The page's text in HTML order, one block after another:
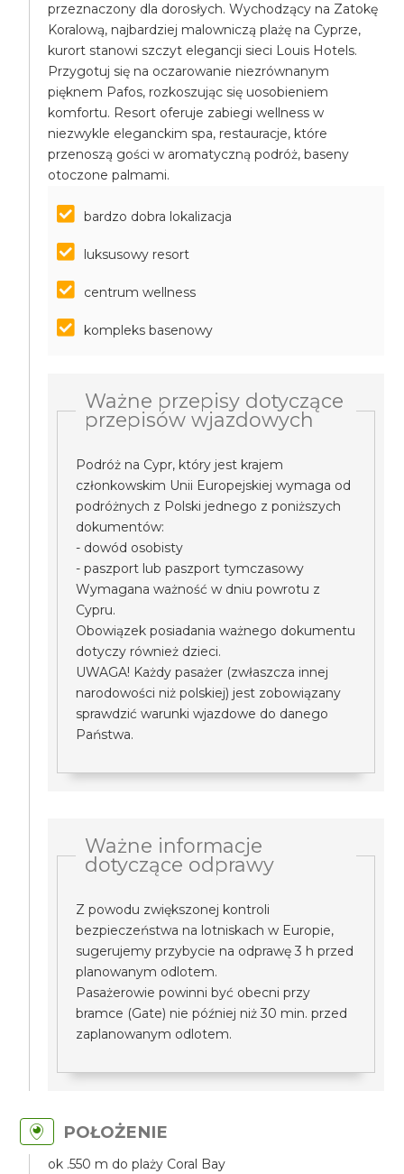
przeznaczony dla dorosłych. Wychodzący na Zatokę
Koralową, najbardziej malowniczą plażę na Cyprze,
kurort stanowi szczyt elegancji sieci Louis Hotels.
Przygotuj się na oczarowanie niezrównanym
pięknem Pafos, rozkoszując się uosobieniem
komfortu. Resort oferuje zabiegi wellness w
niezwykle eleganckim spa, restauracje, które
przenoszą gości w aromatyczną podróż, baseny
otoczone palmami.
bardzo dobra lokalizacja
luksusowy resort
centrum wellness
kompleks basenowy
Ważne przepisy dotyczące
przepisów wjazdowych
Podróż na Cypr, który jest krajem
członkowskim Unii Europejskiej wymaga od
podróżnych z Polski jednego z poniższych
dokumentów:
- dowód osobisty
- paszport lub paszport tymczasowy
Wymagana ważność w dniu powrotu z
Cypru.
Obowiązek posiadania ważnego dokumentu
dotyczy również dzieci.
UWAGA! Każdy pasażer (zwłaszcza innej
narodowości niż polskiej) jest zobowiązany
sprawdzić warunki wjazdowe do danego
Państwa.
Ważne informacje
dotyczące odprawy
Z powodu zwiększonej kontroli
bezpieczeństwa na lotniskach w Europie,
sugerujemy przybycie na odprawę 3 h przed
planowanym odlotem.
Pasażerowie powinni być obecni przy
bramce (Gate) nie później niż 30 min. przed
zaplanowanym odlotem.
POŁOŻENIE
ok .550 m do plaży Coral Bay